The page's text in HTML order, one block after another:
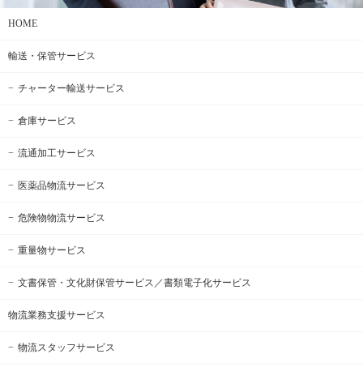
HOME
輸送・保管サービス
チャーター輸送サービス
倉庫サービス
流通加工サービス
医薬品物流サービス
危険物物流サービス
重量物サービス
文書保管・文化財保管サービス ／書類電子化サービス
物流業務支援サービス
物流スタッフサービス